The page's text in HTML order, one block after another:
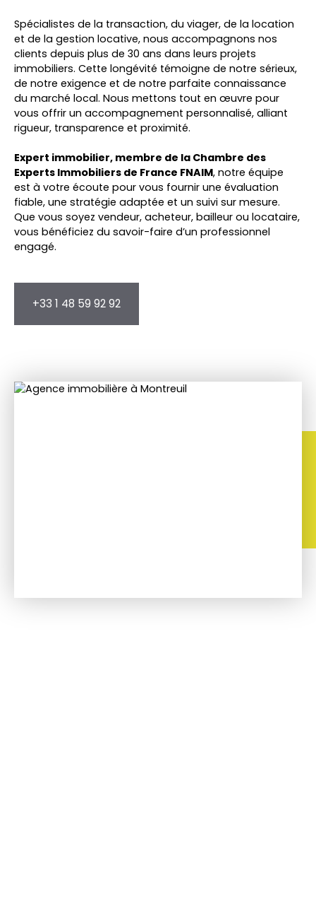
Spécialistes de la transaction, du viager, de la location
et de la gestion locative, nous accompagnons nos
clients depuis plus de 30 ans dans leurs projets
immobiliers. Cette longévité témoigne de notre sérieux,
de notre exigence et de notre parfaite connaissance
du marché local. Nous mettons tout en œuvre pour
vous offrir un accompagnement personnalisé, alliant
rigueur, transparence et proximité.
Expert immobilier, membre de la Chambre des
Experts Immobiliers de France FNAIM, notre équipe
est à votre écoute pour vous fournir une évaluation
fiable, une stratégie adaptée et un suivi sur mesure.
Que vous soyez vendeur, acheteur, bailleur ou locataire,
vous bénéficiez du savoir-faire d’un professionnel
engagé.
+33 1 48 59 92 92